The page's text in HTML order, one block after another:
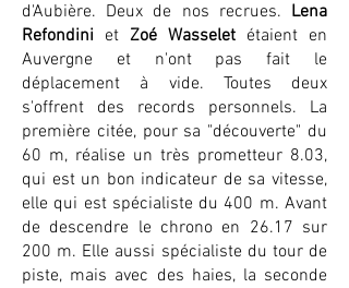
d'Aubière. Deux de nos recrues. Lena
Refondini et Zoé Wasselet étaient en
Auvergne et n'ont pas fait le
déplacement à vide. Toutes deux
s'offrent des records personnels. La
première citée, pour sa "découverte" du
60 m, réalise un très prometteur 8.03,
qui est un bon indicateur de sa vitesse,
elle qui est spécialiste du 400 m. Avant
de descendre le chrono en 26.17 sur
200 m. Elle aussi spécialiste du tour de
piste, mais avec des haies, la seconde